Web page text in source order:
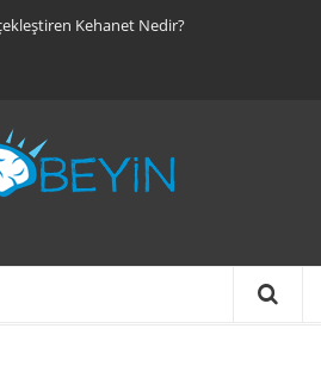
Kehanet Nedir?